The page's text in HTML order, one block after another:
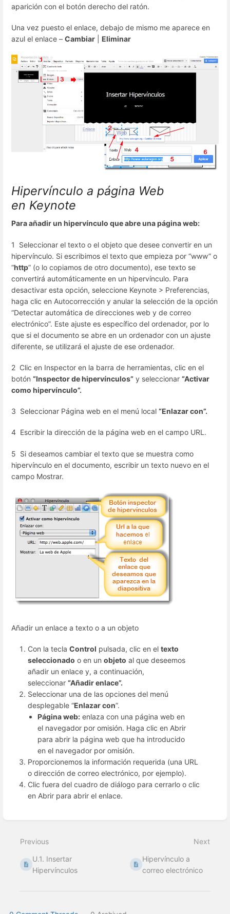
aparición con el botón derecho del ratón.
Una vez puesto el enlace, debajo de mismo me aparece en
azul el enlace – Cambiar Eliminar
Hipervínculo a página Web
en Keynote
Para añadir un hipervínculo que abre una página web:
1 Seleccionar el texto o el objeto que desee convertir en un
hipervínculo. Si escribimos el texto que empieza por “www” o
“http” (o lo copiamos de otro documento), ese texto se
convertirá automáticamente en un hipervínculo. Para
desactivar esta opción, seleccione Keynote > Preferencias,
haga clic en Autocorrección y anular la selección de la opción
“Detectar automática de direcciones web y de correo
electrónico”. Este ajuste es específico del ordenador, por lo
que si el documento se abre en un ordenador con un ajuste
diferente, se utilizará el ajuste de ese ordenador.
2 Clic en Inspector en la barra de herramientas, clic en el
botón “Inspector de hipervínculos” y seleccionar “Activar
como hipervínculo”.
3 Seleccionar Página web en el menú local “Enlazar con”.
4 Escribir la dirección de la página web en el campo URL.
5 Si deseamos cambiar el texto que se muestra como
hipervínculo en el documento, escribir un texto nuevo en el
campo Mostrar.
Añadir un enlace a texto o a un objeto
Con la tecla Control pulsada, clic en el texto
seleccionado o en un objeto al que deseemos
añadir un enlace y, a continuación,
seleccionar “Añadir enlace”.
Seleccionar una de las opciones del menú
desplegable “Enlazar con”.
Página web: enlaza con una página web en
el navegador por omisión. Haga clic en Abrir
para abrir la página web que ha introducido
en el navegador por omisión.
Proporcionemos la información requerida (una URL
o dirección de correo electrónico, por ejemplo).
Clic fuera del cuadro de diálogo para cerrarlo o clic
en Abrir para abrir el enlace.
mode
Previous
U.1. Insertar
Hipervínculos
Next
Hipervínculo a
correo electrónico